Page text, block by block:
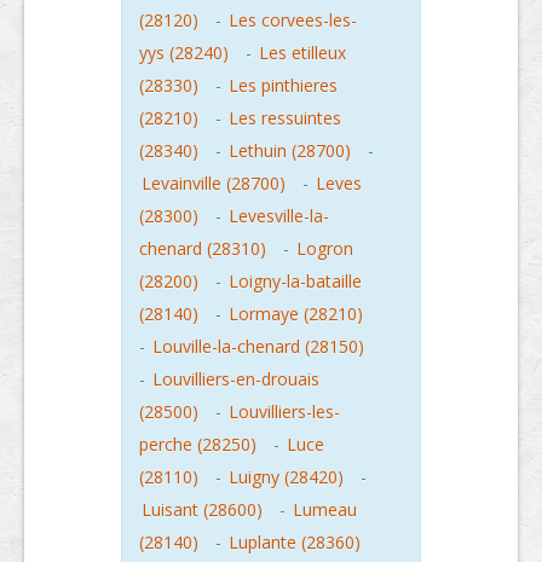
(28120)
- Les corvees-les-
yys (28240)
- Les etilleux
(28330)
- Les pinthieres
(28210)
- Les ressuintes
(28340)
- Lethuin (28700)
-
Levainville (28700)
- Leves
(28300)
- Levesville-la-
chenard (28310)
- Logron
(28200)
- Loigny-la-bataille
(28140)
- Lormaye (28210)
- Louville-la-chenard (28150)
- Louvilliers-en-drouais
(28500)
- Louvilliers-les-
perche (28250)
- Luce
(28110)
- Luigny (28420)
-
Luisant (28600)
- Lumeau
(28140)
- Luplante (28360)